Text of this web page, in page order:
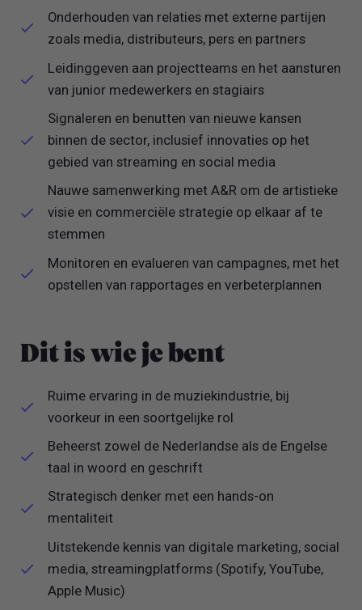
Onderhouden van relaties met externe partijen
zoals media, distributeurs, pers en partners
Leidinggeven aan projectteams en het aansturen
van junior medewerkers en stagiairs
Signaleren en benutten van nieuwe kansen
binnen de sector, inclusief innovaties op het
gebied van streaming en social media
Nauwe samenwerking met A&R om de artistieke
visie en commerciële strategie op elkaar af te
stemmen
Monitoren en evalueren van campagnes, met het
opstellen van rapportages en verbeterplannen
Dit is wie je bent
Ruime ervaring in de muziekindustrie, bij
voorkeur in een soortgelijke rol
Beheerst zowel de Nederlandse als de Engelse
taal in woord en geschrift
Strategisch denker met een hands-on
mentaliteit
Uitstekende kennis van digitale marketing, social
media, streamingplatforms (Spotify, YouTube,
Apple Music)